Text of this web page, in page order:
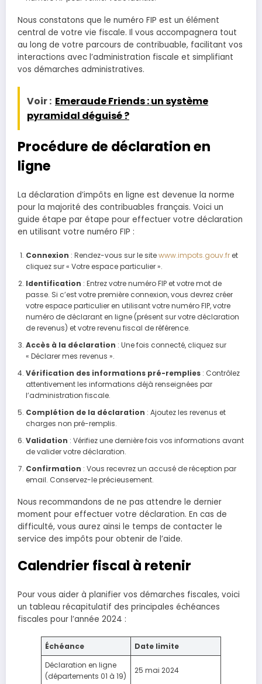
Nous constatons que le numéro FIP est un élément
central de votre vie fiscale. Il vous accompagnera tout
au long de votre parcours de contribuable, facilitant vos
interactions avec l’administration fiscale et simplifiant
vos démarches administratives.
Voir : Emeraude Friends : un système
pyramidal déguisé ?
Procédure de déclaration en
ligne
La déclaration d’impôts en ligne est devenue la norme
pour la majorité des contribuables français. Voici un
guide étape par étape pour effectuer votre déclaration
en utilisant votre numéro FIP :
Connexion : Rendez-vous sur le sitewww.impots.gouv.fret
cliquez sur « Votre espace particulier ».
Identification : Entrez votre numéro FIP et votre mot de
passe. Si c’est votre première connexion, vous devrez créer
votre espace particulier en utilisant votre numéro FIP, votre
numéro de déclarant en ligne (présent sur votre déclaration
de revenus) et votre revenu fiscal de référence.
Accès à la déclaration : Une fois connecté, cliquez sur
« Déclarer mes revenus ».
Vérification des informations pré-remplies: Contrôlez
attentivement les informations déjà renseignées par
l’administration fiscale.
Complétion de la déclaration : Ajoutez les revenus et
charges non pré-remplis.
Validation : Vérifiez une dernière fois vos informations avant
de valider votre déclaration.
Confirmation : Vous recevrez un accusé de réception par
email. Conservez-le précieusement.
Nous recommandons de ne pas attendre le dernier
moment pour effectuer votre déclaration. En cas de
difficulté, vous aurez ainsi le temps de contacter le
service des impôts pour obtenir de l’aide.
Calendrier fiscal à retenir
Pour vous aider à planifier vos démarches fiscales, voici
un tableau récapitulatif des principales échéances
fiscales pour l’année 2024 :
Échéance
Date limite
Déclaration en ligne
(départements 01 à 19)
25 mai 2024